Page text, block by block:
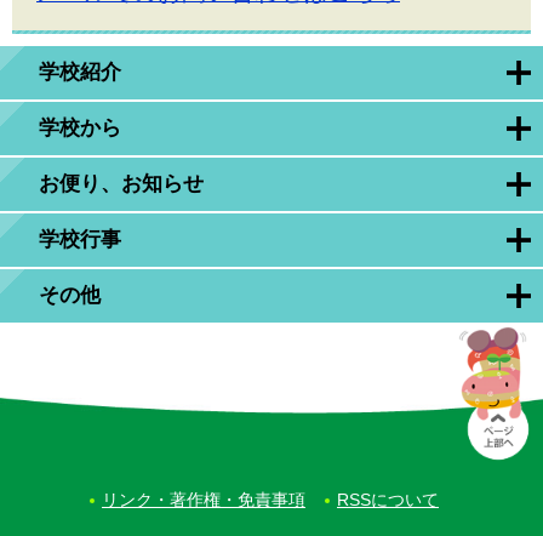
学校紹介
学校から
お便り、お知らせ
学校行事
その他
リンク・著作権・免責事項 RSSについて